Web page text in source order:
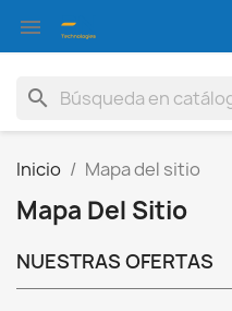

search
Inicio Mapa del sitio
Mapa Del Sitio
NUESTRAS OFERTAS